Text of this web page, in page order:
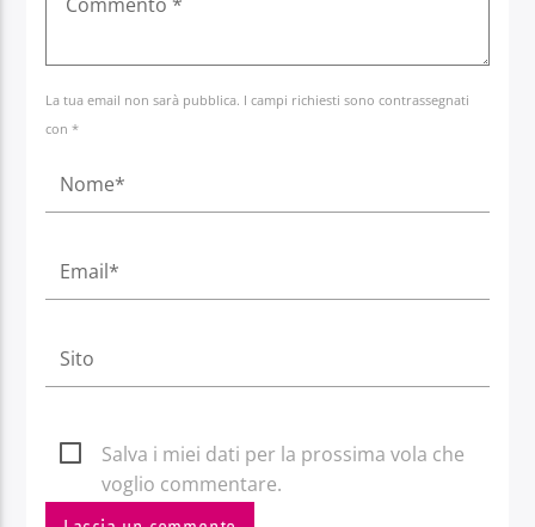
La tua email non sarà pubblica. I campi richiesti sono contrassegnati
con *
Salva i miei dati per la prossima vola che
voglio commentare.